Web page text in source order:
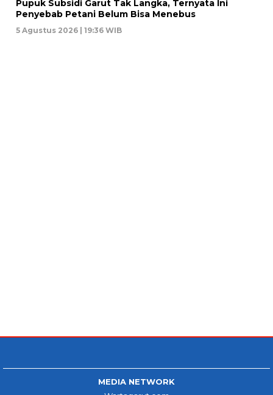
Pupuk Subsidi Garut Tak Langka, Ternyata Ini
Penyebab Petani Belum Bisa Menebus
5 Agustus 2026 | 19:36 WIB
MEDIA NETWORK